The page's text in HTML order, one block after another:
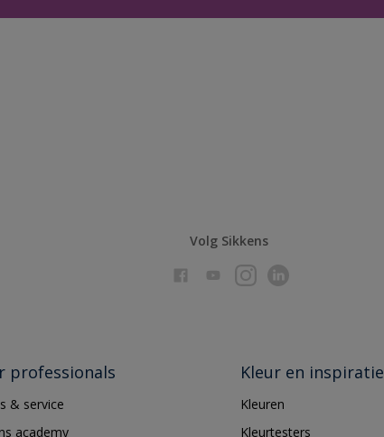
Volg Sikkens
professionals
& service
academy
Kleur en inspiratie
Kleuren
Kleurtesters